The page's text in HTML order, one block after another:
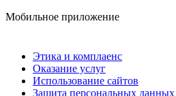
Мобильное приложение
Этика и комплаенс
Оказание услуг
Использование сайтов
Защита персональных данных